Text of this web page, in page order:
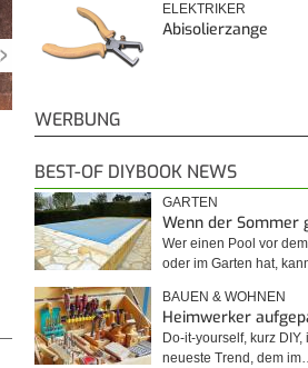
© diybook | Trotz grundsätzlich passendem
so kann der Ziegel…
ELEKTRIKER
Abisolierzange
WERBUNG
BEST-OF DIYBOOK NEWS
GARTEN
Wenn der Sommer
Wer einen Pool vor
oder im Garten hat,
BAUEN & WOHNEN
Heimwerker
Do-it-yourself, kurz DIY,
neueste Trend, dem